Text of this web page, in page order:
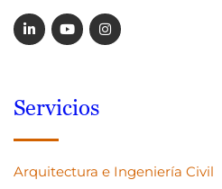
Servicios
Arquitectura e Ingeniería Civil